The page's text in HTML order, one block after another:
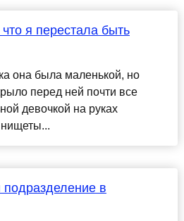
я перестала быть
она была маленькой, но
перед ней почти все
девочкой на руках
нищеты...
в